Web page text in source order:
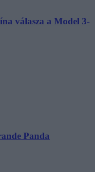
válasza a Model 3-
Panda